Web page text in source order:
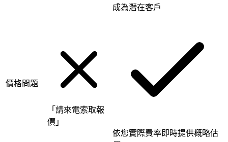
成為潛在客戶
價格問題
「請來電索取報
價」
依您實際費率即時提供概略估